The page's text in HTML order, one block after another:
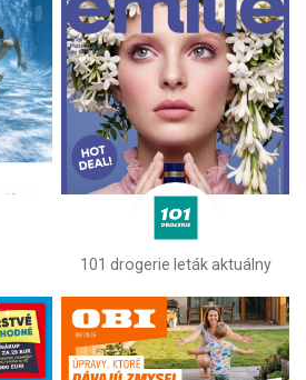
101 drogerie leták aktuálny